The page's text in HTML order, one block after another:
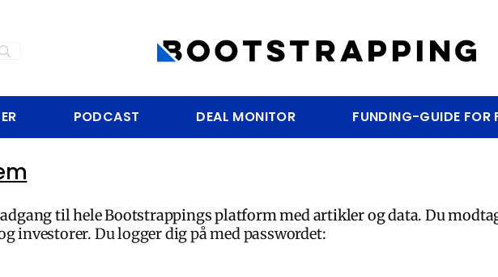
PODCAST DEAL MONITOR FUNDING-GUIDE FOR
til hele Bootstrappings platform med artikler og data. Du
investorer. Du logger dig på med passwordet: